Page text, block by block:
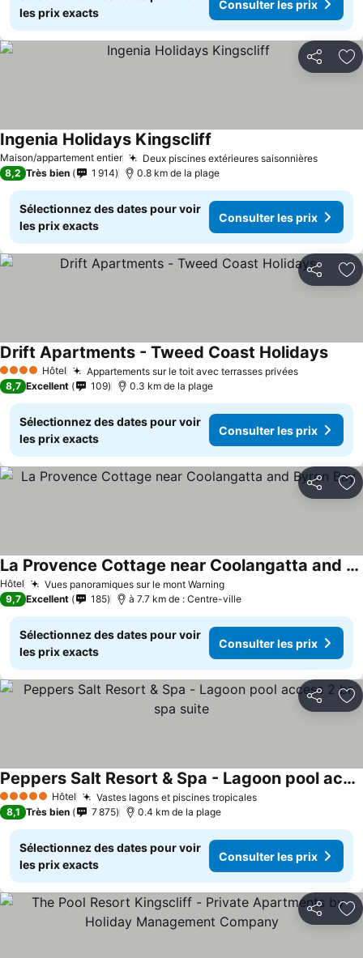
les prix exacts
Consulter les prix
Partager
Maison/appartement entier Deux piscines extérieures saisonnières
Ingenia Holidays Kingscliff
8,2 Très bien 1 914 0.8 km de la plage
Sélectionnez des dates pour voir
les prix exacts
Consulter les prix
Partager
4 Étoiles Hôtel Appartements sur le toit avec terrasses privéesConsulter
Drift Apartments - Tweed Coast Holidays
8,7 Excellent 109 0.3 km de la plage
Sélectionnez des dates pour voir
les prix exacts
Consulter les prix
Partager
Hôtel Vues panoramiques sur le mont WarningConsulter les prix
La Provence Cottage near Coolangatta and Byron Bay
Consulter les prix
9,7 Excellent 185 à 7.7 km de : Centre-ville
Sélectionnez des dates pour voir
les prix exacts
Consulter les prix
Partager
5 Étoiles Hôtel Vastes lagons et piscines tropicalesConsulter les prix
Peppers Salt Resort & Spa - Lagoon pool access 2 br spa suite
Consulter les prix
8,1 Très bien 7 875 0.4 km de la plage
Sélectionnez des dates pour voir
les prix exacts
Consulter les prix
Partager